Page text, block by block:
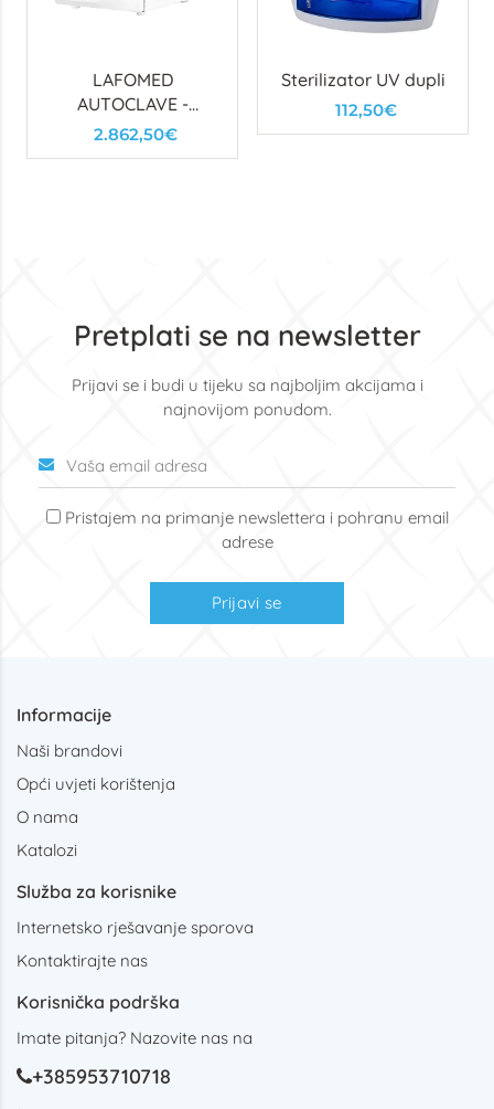
LAFOMED
AUTOCLAVE -
STERILIZATOR
compact 12L s
2.862,50€
Sterilizator UV dupli
112,50€
Pretplati se na newsletter
Prijavi se i budi u tijeku sa najboljim akcijama i
najnovijom ponudom.
Pristajem na primanje newslettera i pohranu email
adrese
Prijavi se
Informacije
Naši brandovi
Opći uvjeti korištenja
O nama
Katalozi
Služba za korisnike
Internetsko rješavanje sporova
Kontaktirajte nas
Korisnička podrška
Imate pitanja? Nazovite nas na
+385953710718